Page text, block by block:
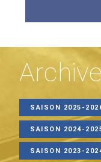
SAISON 2025-
SAISON 2024-
SAISON 2023-